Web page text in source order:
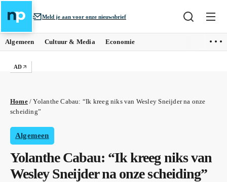
Meld je aan voor onze nieuwsbrief
Algemeen Cultuur & Media Economie
AD
Home/Yolanthe Cabau: “Ik kreeg niks van Wesley Sneijder na onze
scheiding”
Algemeen
Yolanthe Cabau: “Ik kreeg niks van
Wesley Sneijder na onze scheiding”